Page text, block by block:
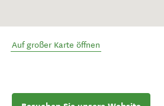
Auf großer Karte öffnen